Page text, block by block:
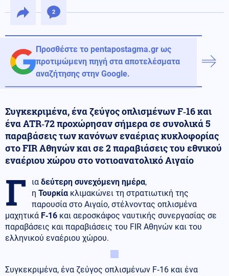
2
Προσθέστε το pentapostagma.gr ως
προτιμώμενη πηγή στα αποτελέσματα
αναζήτησης στην Google.
Συγκεκριμένα, ένα ζεύγος οπλισμένων F‑16 και
ένα ATR‑72 προχώρησαν σήμερα σε συνολικά 5
παραβάσεις των κανόνων εναέριας κυκλοφορίας
στο FIR Αθηνών και σε 2 παραβιάσεις του εθνικού
εναέριου χώρου στο νοτιοανατολικό Αιγαίο
Γ ια δεύτερη συνεχόμενη ημέρα,
η Τουρκία κλιμακώνει τη στρατιωτική της
παρουσία στο Αιγαίο, στέλνοντας οπλισμένα
μαχητικά F‑16 και αεροσκάφος ναυτικής συνεργασίας σε
παραβάσεις και παραβιάσεις του FIR Αθηνών και του
ελληνικού εναέριου χώρου.
Συγκεκριμένα, ένα ζεύγος οπλισμένων F‑16 και ένα